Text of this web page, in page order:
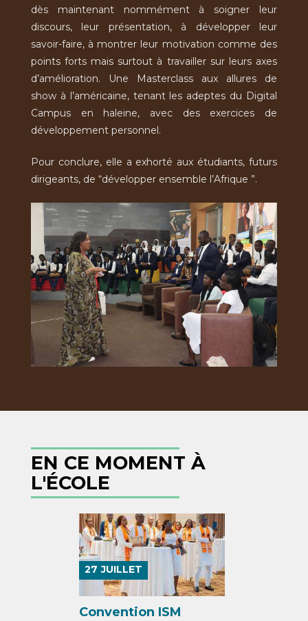
dès maintenant nommément à soigner leur
discours, leur présentation, à développer leur
savoir-faire, à montrer leur motivation comme des
points forts mais surtout à travailler sur leurs axes
d’amélioration. Une Masterclass aux allures de
show à l’américaine, tenant les adeptes du Digital
Campus en haleine, avec des exercices de
développement personnel.
Pour conclure, elle a exhorté aux étudiants, futurs
dirigeants, de “développer ensemble l’Afrique ”.
EN CE MOMENT À
L'ÉCOLE
27 JUILLET
Convention ISM